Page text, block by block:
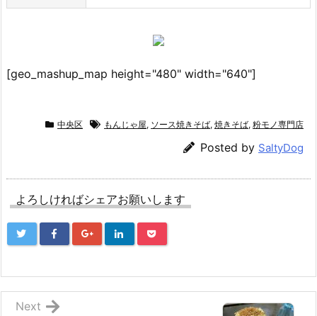
[geo_mashup_map height="480" width="640"]
中央区 もんじゃ屋, ソース焼きそば, 焼きそば, 粉モノ専門店
Posted by SaltyDog
よろしければシェアお願いします
Next